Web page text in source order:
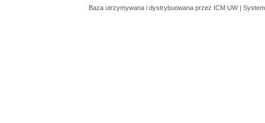
Baza utrzymywana i dystrybuowana przez ICM UW |